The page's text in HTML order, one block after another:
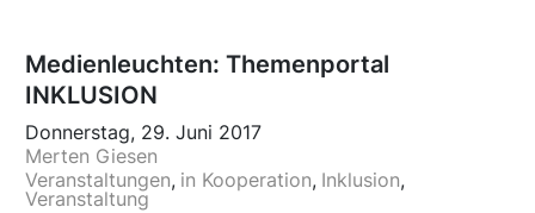
Medienleuchten: Themenportal
INKLUSION
Donnerstag, 29. Juni 2017
Merten Giesen
Veranstaltungen in Kooperation Inklusion
Veranstaltung